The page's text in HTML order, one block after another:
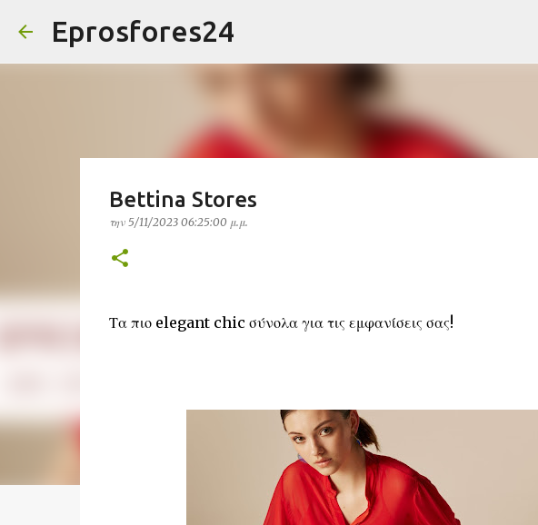
Eprosfores24
Bettina Stores
την 5/11/2023 06:25:00 μ.μ.
Τα πιο elegant chic σύνολα για τις εμφανίσεις σας!